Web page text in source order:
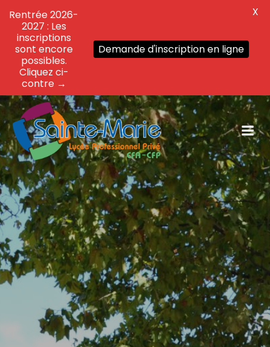
Aller
au
contenu
Rentrée 2026-
2027 : Les
inscriptions
sont encore
possibles.
Cliquez ci-
contre →
Demande d'inscription en ligne
X